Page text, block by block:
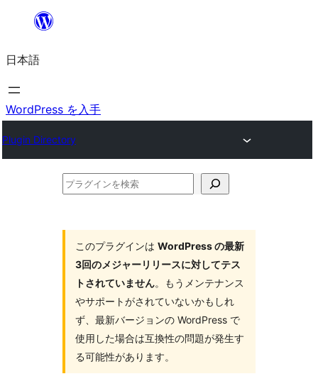
を
ス
キ
プ
日本語
WordPress を入手
Plugin Directory
プ
このプラグインは WordPress の最新
3回のメジャーリリースに対してテス
トされていません。もうメンテナンス
やサポートがされていないかもしれ
ず、最新バージョンの WordPress で
使用した場合は互換性の問題が発生す
る可能性があります。